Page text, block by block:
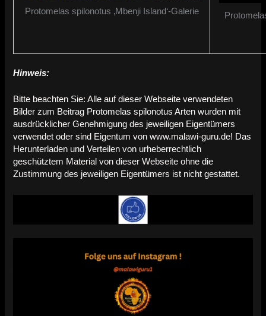
Protomelas spilonotus ‚Mbenji Island‘-Galerie
Hinweis:
Bitte beachten Sie: Alle auf dieser Webseite verwendeten
Bilder zum Beitrag Protomelas spilonotus Arten wurden mit
ausdrücklicher Genehmigung des jeweiligen Eigentümers
verwendet oder sind Eigentum von www.malawi-guru.de! Das
Herunterladen und Verteilen von urheberrechtlich
geschütztem Material von dieser Webseite ohne die
Zustimmung des jeweiligen Eigentümers ist nicht gestattet.